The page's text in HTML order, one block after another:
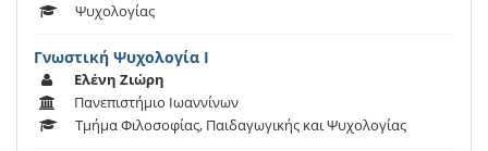
Ψυχολογίας
Γνωστική Ψυχολογία Ι
Ελένη Ζιώρη
Πανεπιστήμιο Ιωαννίνων
Τμήμα Φιλοσοφίας, Παιδαγωγικής και Ψυχολογίας